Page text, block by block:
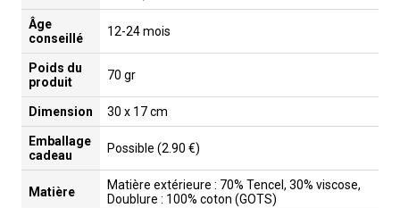
Âge
conseillé
12-24 mois
Poids du
produit
70 gr
Dimension 30 x 17 cm
Emballage
cadeau
Possible (2.90 €)
Matière
Matière extérieure : 70% Tencel, 30% viscose,
Doublure : 100% coton (GOTS)